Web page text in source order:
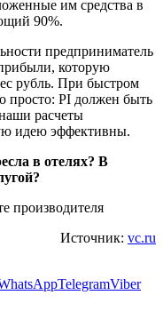
им средства в
90%.
предприниматель
которую
рубль. При быстром
просто: PI должен быть
расчеты
идею эффективны.
в отелях? В
производителя
Источник: vc.ru
TelegramViber